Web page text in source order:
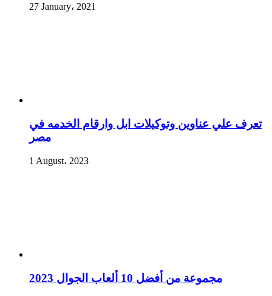
27 January، 2021
تعرف علي عناوين وتوكيلات ابل وارقام الخدمه في
مصر
1 August، 2023
مجموعة من أفضل 10 ألعاب الجوال 2023